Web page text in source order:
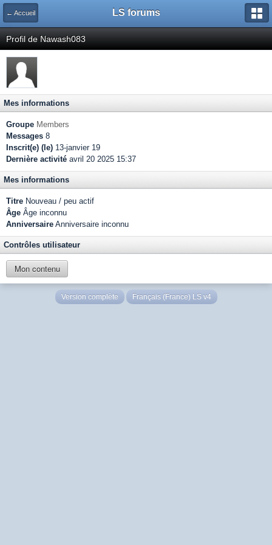
← Accueil LS forums
Profil de Nawash083
Mes informations
Groupe Members
Messages 8
Inscrit(e) (le) 13-janvier 19
Dernière activité avril 20 2025 15:37
Mes informations
Titre Nouveau / peu actif
Âge Âge inconnu
Anniversaire Anniversaire inconnu
Contrôles utilisateur
Mon contenu
Version complète Français (France) LS v4